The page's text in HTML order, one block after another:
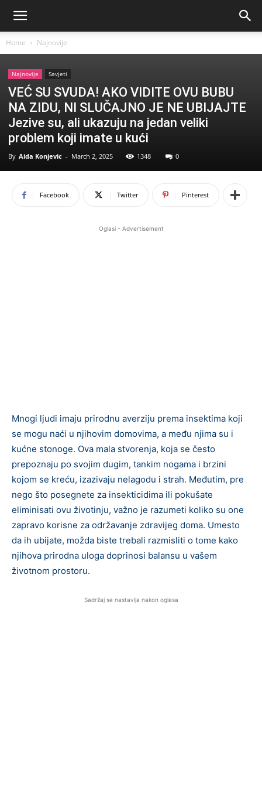
Home Najnovije
Najnovije Savjeti
VEĆ SU SVUDA! AKO VIDITE OVU BUBU
NA ZIDU, NI SLUČAJNO JE NE UBIJAJTE
Jezive su, ali ukazuju na jedan veliki
problem koji imate u kući
By Aida Konjevic - March 2, 2025 1348 0
Facebook Twitter Pinterest
Oglasi - Advertisement
Mnogi ljudi imaju prirodnu averziju prema insektima koji
se mogu naći u njihovim domovima, a među njima su i
kućne stonoge. Ova mala stvorenja, koja se često
prepoznaju po svojim dugim, tankim nogama i brzini
kojom se kreću, izazivaju nelagodu i strah. Međutim, pre
nego što posegnete za insekticidima ili pokušate
eliminisati ovu životinju, važno je razumeti koliko su one
zapravo korisne za održavanje zdravijeg doma. Umesto
da ih ubijate, možda biste trebali razmisliti o tome kako
njihova prirodna uloga doprinosi balansu u vašem
životnom prostoru.
Sadržaj se nastavlja nakon oglasa